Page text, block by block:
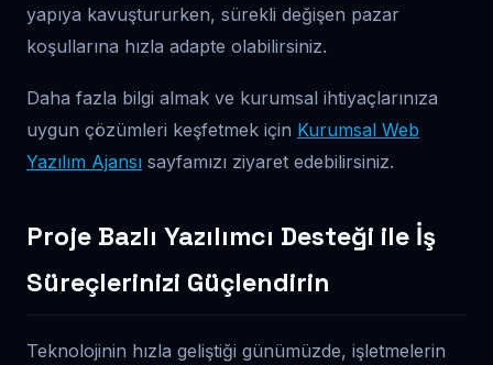
yapıya kavuştururken, sürekli değişen pazar
koşullarına hızla adapte olabilirsiniz.
Daha fazla bilgi almak ve kurumsal ihtiyaçlarınıza
uygun çözümleri keşfetmek için Kurumsal Web
Yazılım Ajansı sayfamızı ziyaret edebilirsiniz.
Proje Bazlı Yazılımcı Desteği ile İş
Süreçlerinizi Güçlendirin
Teknolojinin hızla geliştiği günümüzde, işletmelerin